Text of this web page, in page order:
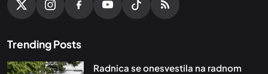
Trending Posts
Radnica se onesvestila na radnom